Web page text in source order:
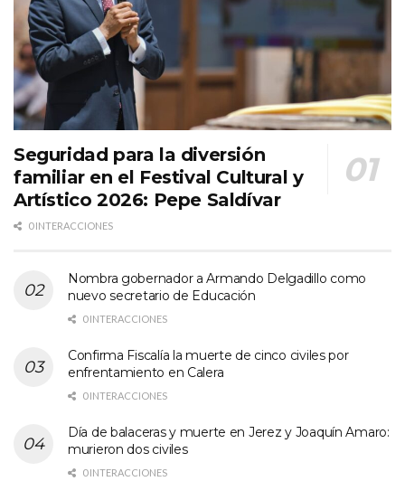
Seguridad para la diversión
familiar en el Festival Cultural y
Artístico 2026: Pepe Saldívar
0 INTERACCIONES
Nombra gobernador a Armando Delgadillo como
nuevo secretario de Educación
0 INTERACCIONES
Confirma Fiscalía la muerte de cinco civiles por
enfrentamiento en Calera
0 INTERACCIONES
Día de balaceras y muerte en Jerez y Joaquín Amaro:
murieron dos civiles
0 INTERACCIONES